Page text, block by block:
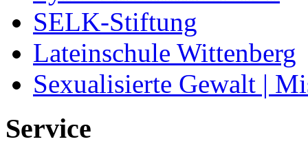
SELK-Stiftung
Lateinschule Wittenberg
Sexualisierte Gewalt |
Service